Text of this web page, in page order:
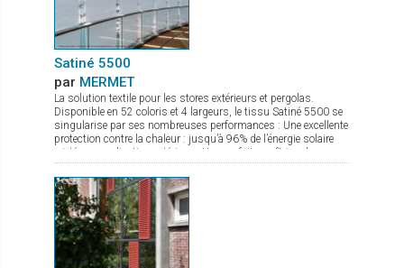
Satiné 5500
par MERMET
La solution textile pour les stores extérieurs et pergolas.
Disponible en 52 coloris et 4 largeurs, le tissu Satiné 5500 se
singularise par ses nombreuses performances : Une excellente
protection contre la chaleur : jusqu’à 96% de l’énergie solaire
rejetée en application extérieure. Une parfaite maîtrise de
l’éblouissement due à son tissage en diagonale. Une très
bonne transparence pour une vision nette vers l’extérieur et un
maintien de la lumière naturelle entrante. Sa parfaite adéquation
aux stores ZIP grâce notamment à son excellente stabilité
dimensionnelle, permet au tissu Satiné 5500 d’offrir une
solution durable, esthétique et efficace. Il existe également une
version totalement occultante, le Satiné 21154, pour une
parfaite harmonie des façades.